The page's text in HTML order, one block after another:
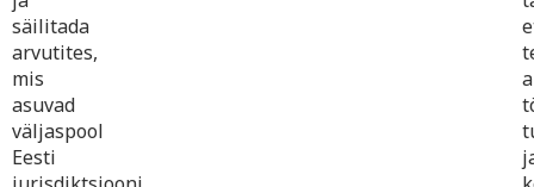
säilitada
arvutites,
mis
asuvad
väljaspool
Eesti